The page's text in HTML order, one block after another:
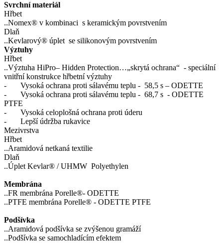
Svrchní materiál
Hřbet
..Nomex® v kombinaci s keramickým povrstvením
Dlaň
..Kevlarový® úplet se silikonovým povrstvením
Výztuhy
Hřbet
..Výztuha HiPro– Hidden Protection…„skrytá ochrana“ - speciální
vnitřní konstrukce hřbetní výztuhy
- Vysoká ochrana proti sálavému teplu - 58,5 s – ODETTE
- Vysoká ochrana proti sálavému teplu - 68,7 s - ODETTE
PTFE
- Vysoká celoplošná ochrana proti úderu
- Lepší údržba rukavice
Mezivrstva
Hřbet
..Aramidová netkaná textilie
Dlaň
..Úplet Kevlar® / UHMW Polyethylen
Membrána
..FR membrána Porelle®- ODETTE
..PTFE membrána Porelle® - ODETTE PTFE
Podšívka
..Aramidová podšívka se zvýšenou gramáží
..Podšívka se samochladícím efektem